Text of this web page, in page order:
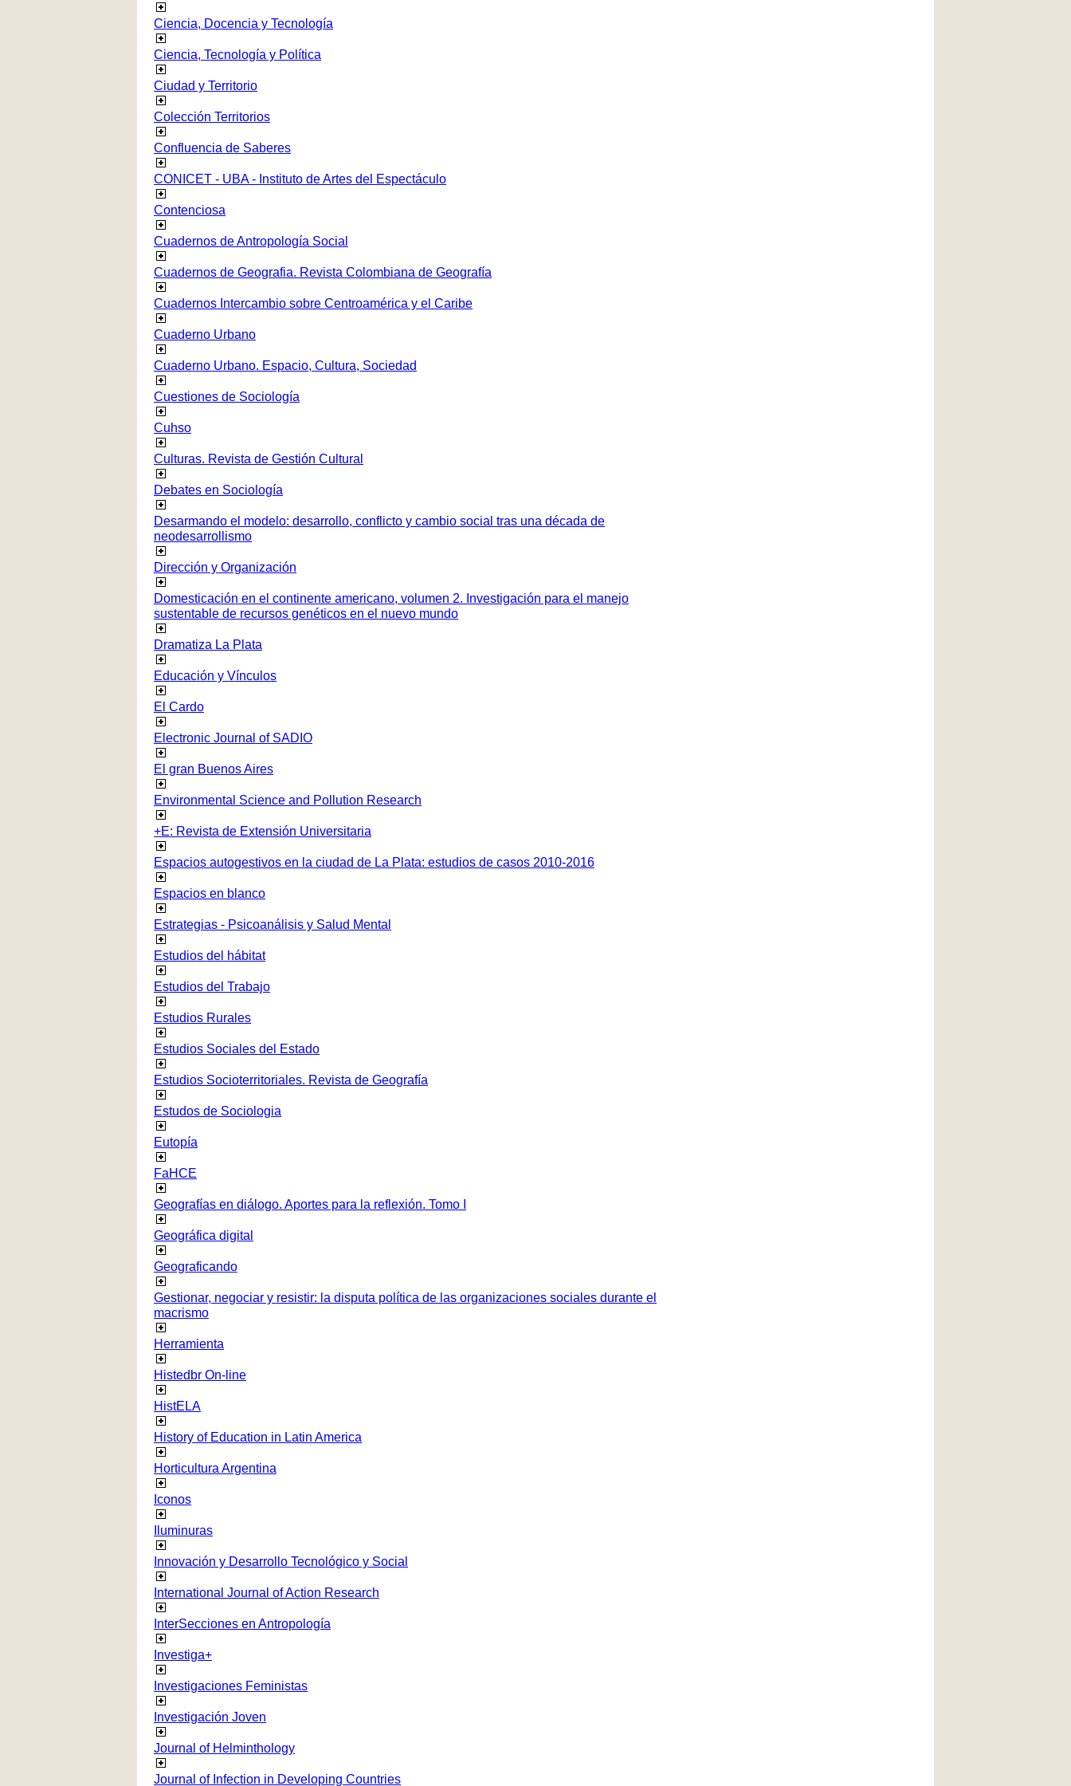
Ciencia, Docencia y Tecnología
Ciencia, Tecnología y Política
Ciudad y Territorio
Colección Territorios
Confluencia de Saberes
CONICET - UBA - Instituto de Artes del Espectáculo
Contenciosa
Cuadernos de Antropología Social
Cuadernos de Geografia. Revista Colombiana de Geografía
Cuadernos Intercambio sobre Centroamérica y el Caribe
Cuaderno Urbano
Cuaderno Urbano. Espacio, Cultura, Sociedad
Cuestiones de Sociología
Cuhso
Culturas. Revista de Gestión Cultural
Debates en Sociología
Desarmando el modelo: desarrollo, conflicto y cambio social tras una década de
neodesarrollismo
Dirección y Organización
Domesticación en el continente americano, volumen 2. Investigación para el manejo
sustentable de recursos genéticos en el nuevo mundo
Dramatiza La Plata
Educación y Vínculos
El Cardo
Electronic Journal of SADIO
El gran Buenos Aires
Environmental Science and Pollution Research
+E: Revista de Extensión Universitaria
Espacios autogestivos en la ciudad de La Plata: estudios de casos 2010-2016
Espacios en blanco
Estrategias - Psicoanálisis y Salud Mental
Estudios del hábitat
Estudios del Trabajo
Estudios Rurales
Estudios Sociales del Estado
Estudios Socioterritoriales. Revista de Geografía
Estudos de Sociologia
Eutopía
FaHCE
Geografías en diálogo. Aportes para la reflexión. Tomo I
Geográfica digital
Geograficando
Gestionar, negociar y resistir: la disputa política de las organizaciones sociales durante el
macrismo
Herramienta
Histedbr On-line
HistELA
History of Education in Latin America
Horticultura Argentina
Iconos
Iluminuras
Innovación y Desarrollo Tecnológico y Social
International Journal of Action Research
InterSecciones en Antropología
Investiga+
Investigaciones Feministas
Investigación Joven
Journal of Helminthology
Journal of Infection in Developing Countries